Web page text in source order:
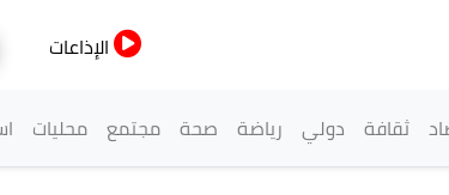
الإذاعات
ثقافة دولي رياضة صحة مجتمع محليات